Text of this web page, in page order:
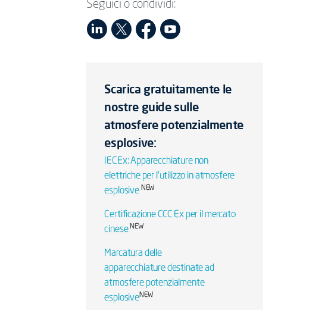
Seguici o condividi:
Scarica gratuitamente le
nostre guide sulle
atmosfere potenzialmente
esplosive:
IECEx: Apparecchiature non
elettriche per l'utilizzo in atmosfere
esplosive NEW
Certificazione CCC Ex per il mercato
cineseNEW
Marcatura delle
apparecchiature destinate ad
atmosfere potenzialmente
esplosiveNEW